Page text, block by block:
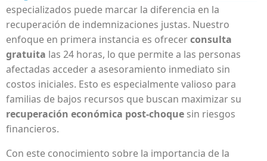
especializados puede marcar la diferencia en la
recuperación de indemnizaciones justas. Nuestro
enfoque en primera instancia es ofrecerconsulta
gratuita las 24 horas, lo que permite a las personas
afectadas acceder a asesoramiento inmediato sin
costos iniciales. Esto es especialmente valioso para
familias de bajos recursos que buscan maximizar su
recuperación económica post-choque sin riesgos
financieros.
Con este conocimiento sobre la importancia de la